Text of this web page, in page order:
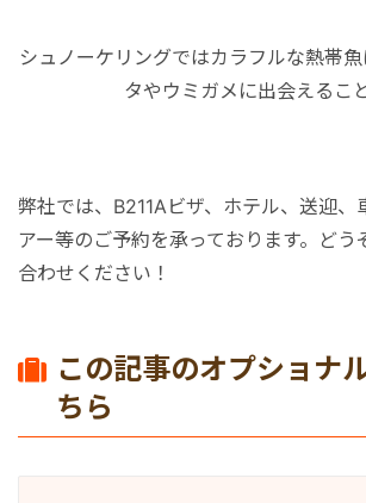
シュノーケリングではカラフルな熱帯
タやウミガメに出会えるこ
弊社では、B211Aビザ、ホテル、送迎、
アー等のご予約を承っております。どう
合わせください！
この記事のオプショナ
ちら